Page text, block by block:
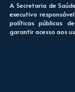
A Secretaria de
executivo
políticas públicas
garantir acesso aos